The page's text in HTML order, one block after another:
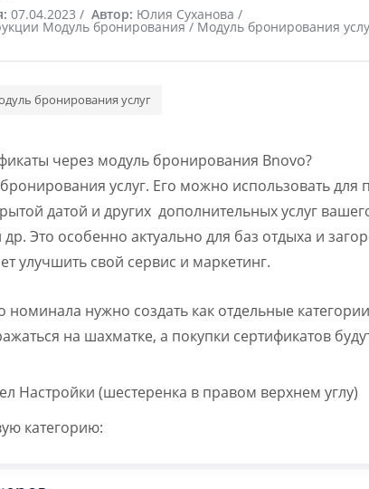
07.04.2023 / Автор: Юлия Суханова /
Модуль бронирования / Модуль бронирования
бронирования услуг
через модуль бронирования Bnovo?
услуг. Его можно использовать
датой и других дополнительных услуг
др. Это особенно актуально для баз отдыха и
улучшить свой сервис и маркетинг.
номинала нужно создать как отдельные
на шахматке, а покупки сертификатов
Настройки (шестеренка в правом верхнем углу)
категорию: